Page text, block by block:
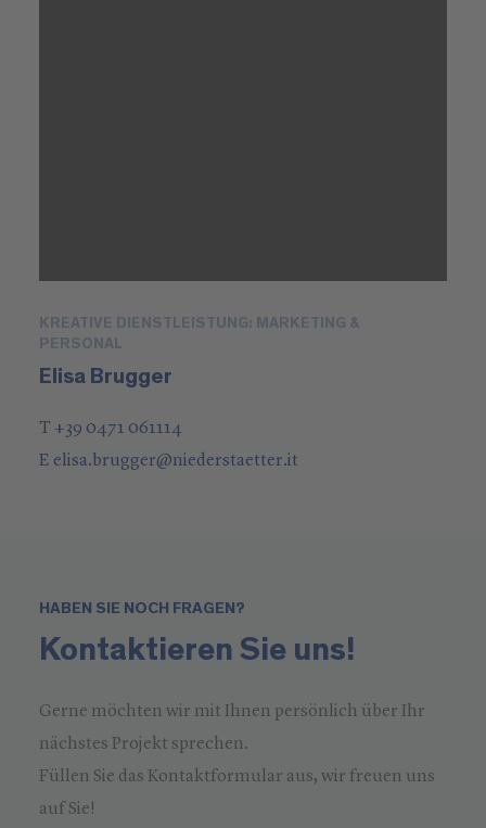
KREATIVE DIENSTLEISTUNG: MARKETING &
PERSONAL
Elisa Brugger
T +39 0471 061114
E elisa.brugger@niederstaetter.it
HABEN SIE NOCH FRAGEN?
Kontaktieren Sie uns!
Gerne möchten wir mit Ihnen persönlich über Ihr
nächstes Projekt sprechen.
Füllen Sie das Kontaktformular aus, wir freuen uns
auf Sie!